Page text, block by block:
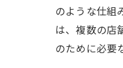
のような仕組
は、複数の店
のために必要